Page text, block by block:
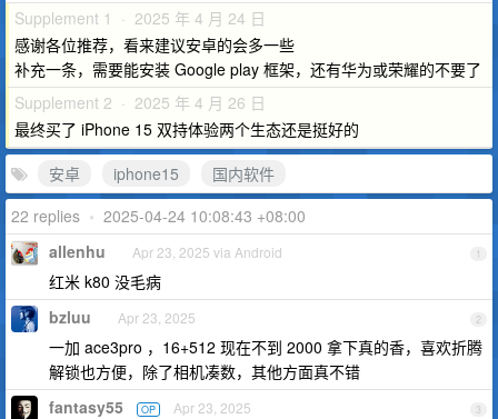
Supplement 1 · 2025 年 4 月 24 日
感谢各位推荐，看来建议安卓的会多一些
补充一条，需要能安装 Google play 框架，还有华为或荣耀的不要了
Supplement 2 · 2025 年 4 月 26 日
最终买了 iPhone 15 双持体验两个生态还是挺好的
安卓
iphone15
国内软件
22 replies • 2025-04-24 10:08:43 +08:00
1
allenhu Apr 23, 2025 via Android
红米 k80 没毛病
2
bzluu Apr 23, 2025
一加 ace3pro ，16+512 现在不到 2000 拿下真的香，喜欢折腾
解锁也方便，除了相机凑数，其他方面真不错
3
fantasy55 OP Apr 23, 2025